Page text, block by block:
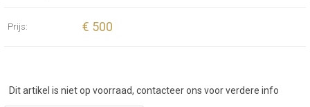
Prijs: € 500
Dit artikel is niet op voorraad, contacteer ons voor verdere info